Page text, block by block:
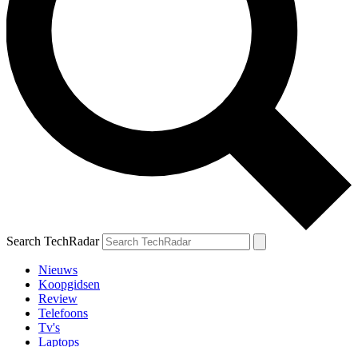
Search TechRadar
Nieuws
Koopgidsen
Review
Telefoons
Tv's
Laptops